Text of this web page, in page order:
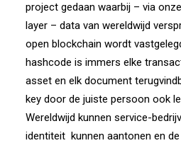
project gedaan waarbij – via
layer – data van wereldwijd
open blockchain wordt
hashcode is immers elke
asset en elk document
key door de juiste persoon ook
Wereldwijd kunnen service-
identiteit kunnen aantonen en